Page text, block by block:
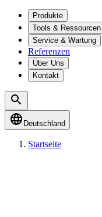
Produkte
Tools & Ressourcen
Service & Wartung
Referenzen
Über Uns
Kontakt
Deutschland
Startseite